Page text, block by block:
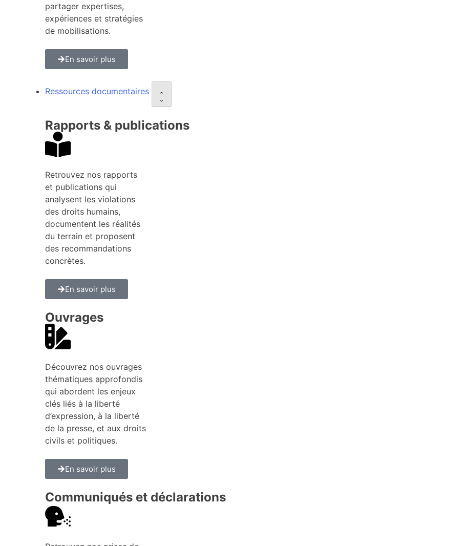
partager expertises,
expériences et stratégies
de mobilisations.
En savoir plus
Ressources documentaires
Rapports & publications
Retrouvez nos rapports
et publications qui
analysent les violations
des droits humains,
documentent les réalités
du terrain et proposent
des recommandations
concrètes.
En savoir plus
Ouvrages
Découvrez nos ouvrages
thématiques approfondis
qui abordent les enjeux
clés liés à la liberté
d’expression, à la liberté
de la presse, et aux droits
civils et politiques.
En savoir plus
Communiqués et déclarations